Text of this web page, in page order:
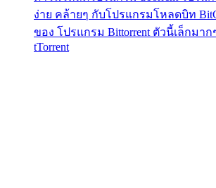
ง่าย คล้ายๆ กับโปรแกรมโหลดบิท
ของ โปรแกรม Bittorrent ตัวนี้เล็กมา
tTorrent